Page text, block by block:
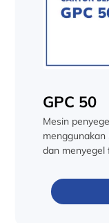
GPC 50
Mesin
dan menyegel